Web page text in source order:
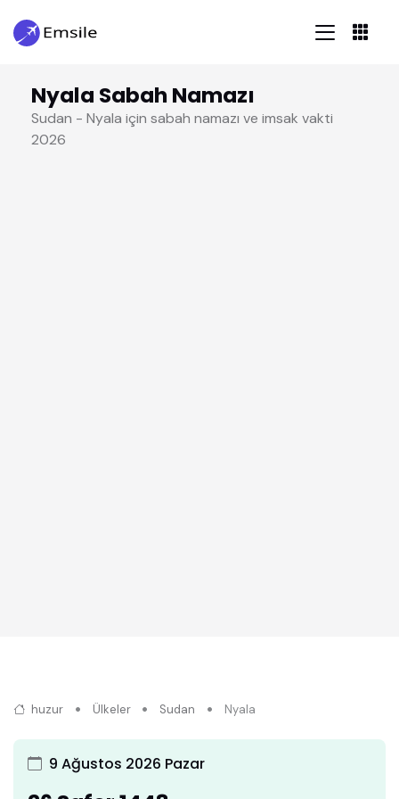
Nyala Sabah Namazı
Sudan - Nyala için sabah namazı ve imsak vakti
2026
huzur Ülkeler Sudan Nyala
9 Ağustos 2026 Pazar